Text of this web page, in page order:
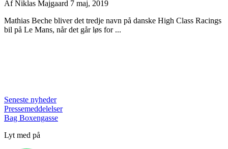
AfNiklas Majgaard 7 maj, 2019
Mathias Beche bliver det tredje navn på danske High Class Racings
bil på Le Mans, når det går løs for ...
Seneste nyheder
Pressemeddelelser
Bag Boxengasse
Lyt med på